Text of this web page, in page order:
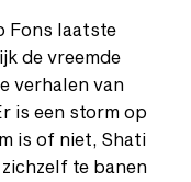
Fons laatste
de vreemde
verhalen van
is een storm op
is of niet, Shati
te banen